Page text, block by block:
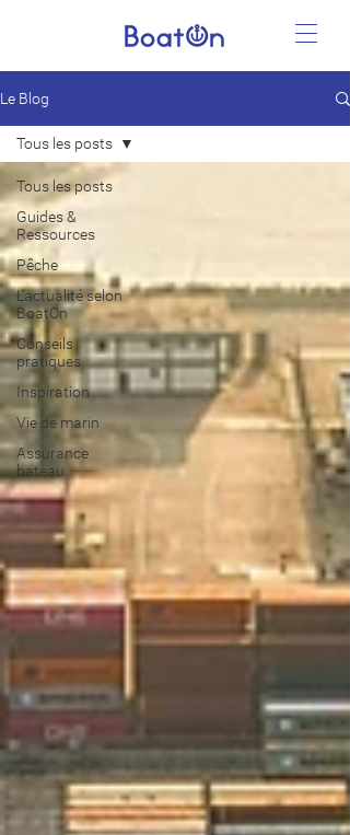
Le Blog
Tous les posts
Guides &
Ressources
Pêche
L'actualité selon
BoatOn
Conseils
pratiques
Inspiration
Vie de marin
Assurance
bateau
Tous les posts